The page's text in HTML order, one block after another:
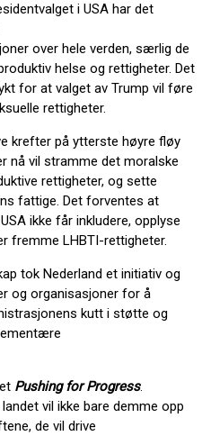
i USA har det
over hele verden, særlig de
helse og rettigheter. Det
for at valget av Trump vil føre
rettigheter.
krefter på ytterste høyre fløy
nå vil stramme det moralske
rettigheter, og sette
fattige. Det forventes at
ikke får inkludere, opplyse
fremme LHBTI-rettigheter.
tok Nederland et initiativ og
og organisasjoner for å
kutt i støtte og
Pushing for Progress.
vil ikke bare demme opp
de vil drive